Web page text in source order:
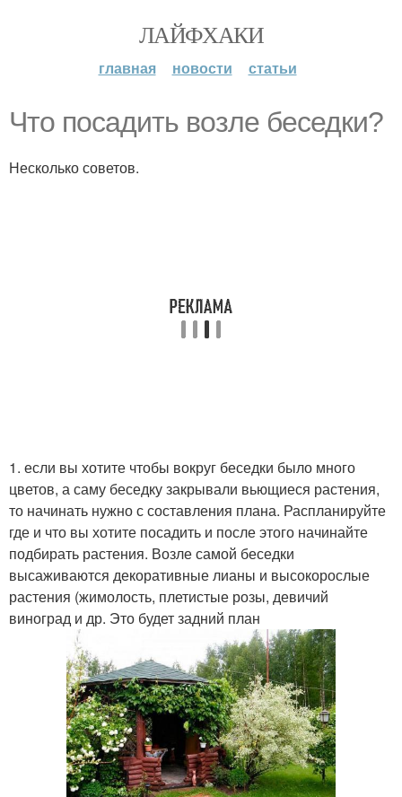
ЛАЙФХАКИ
главная новости статьи
Что посадить возле беседки?
Несколько советов.
1. если вы хотите чтобы вокруг беседки было много
цветов, а саму беседку закрывали вьющиеся растения,
то начинать нужно с составления плана. Распланируйте
где и что вы хотите посадить и после этого начинайте
подбирать растения. Возле самой беседки
высаживаются декоративные лианы и высокорослые
растения (жимолость, плетистые розы, девичий
виноград и др. Это будет задний план